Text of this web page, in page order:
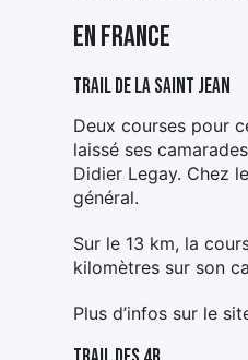
En France
Trail de la Saint Jean
Deux courses pour
laissé ses
Didier Legay. Chez
général.
Sur le 13 km, la
kilomètres sur son
Plus d’infos sur le